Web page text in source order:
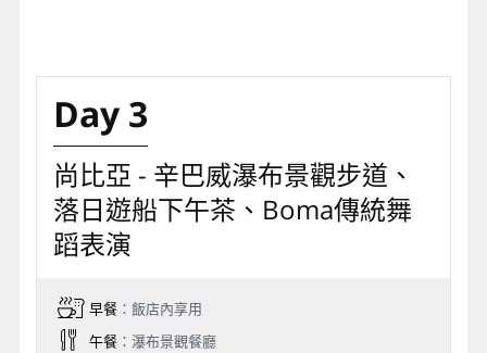
Day 3
尚比亞 - 辛巴威瀑布景觀步道、
落日遊船下午茶、Boma傳統舞
蹈表演
早餐：飯店內享用
午餐：瀑布景觀餐廳